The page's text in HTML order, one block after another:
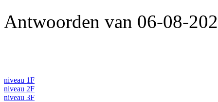
Antwoorden van 06-08-
niveau 1F
niveau 2F
niveau 3F